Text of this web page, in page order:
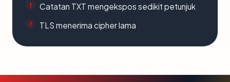
Catatan TXT mengekspos sedikit petunjuk
TLS menerima cipher lama